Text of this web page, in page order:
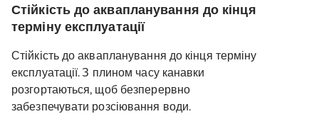
Стійкість до аквапланування до кінця
терміну експлуатації
Стійкість до аквапланування до кінця терміну
експлуатації. З плином часу канавки
розгортаються, щоб безперервно
забезпечувати розсіювання води.